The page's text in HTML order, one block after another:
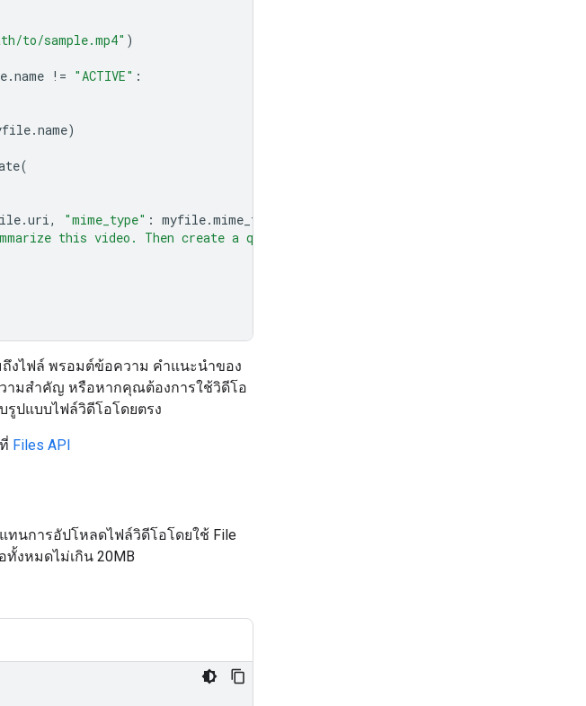
to/sample.mp4" )
.name != "ACTIVE" :
.name)
(
.uri, "mime_type" : myfile.mime_type
this video. Then create a quiz with an answer key based on the
งไฟล์ พรอมต์ข้อความ คำแนะนำของ
ามสำคัญ หรือหากคุณต้องการใช้วิดีโอ
รูปแบบไฟล์วิดีโอโดยตรง
Files API
นการอัปโหลดไฟล์วิดีโอโดยใช้ File
งหมดไม่เกิน 20MB